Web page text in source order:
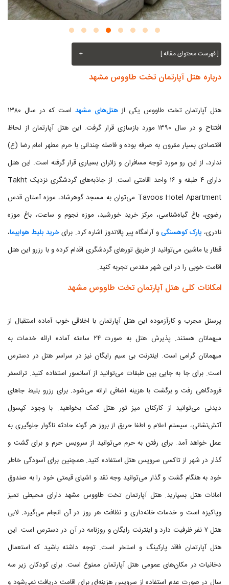
[ فهرست محتوای مقاله ] +
درباره هتل آپارتمان تخت طاووس مشهد
هتل آپارتمان تخت طاووس یکی ازهتل‌های مشهد
است که در سال ۱۳۸۰
افتتاح و در سال ۱۳۹۰ مورد بازسازی قرار گرفت. این هتل آپارتمان از لحاظ
اقتصادی بسیار مقرون به صرفه بوده و فاصله چندانی با حرم مطهر امام رضا (ع)
ندارد، از این رو مورد توجه مسافران و زائران بسیاری قرار گرفته است. این هتل
دارای ۴ طبقه و ۱۶ واحد اقامتی است. از جاذبه‌های گردشگری نزدیک Takht
Tavoos Hotel Apartment می‌توان به مسجد گوهرشاد، موزه آستان قدس
رضوی، باغ گیاه‌شناسی، مرکز خرید خورشید، موزه نجوم و ساعت، باغ موزه
نادری، پارک کوهسنگیو آرامگاه پیر پالاندوز اشاره کرد. برایخرید بلیط هواپیما،
قطار یا ماشین می‌توانید از طریق تورهای گردشگری اقدام کرده و با رزرو این هتل
اقامت خوبی را در این شهر مقدس تجربه کنید.
امکانات کلی هتل آپارتمان تخت طاووس مشهد
پرسنل مجرب و کارآزموده این هتل آپارتمان با اخلاقی خوب آماده استقبال از
میهمانان هستند. پذیرش هتل به صورت ۲۴ ساعته آماده ارائه خدمات به
میهمانان گرامی است. اینترنت بی سیم رایگان نیز در سراسر هتل در دسترس
است. برای جا به جایی بین طبقات می‌توانید از آسانسور استفاده کنید. ترانسفر
فرودگاهی رفت و برگشت با هزینه اضافی ارائه می‌شود. برای رزرو بلیط جاهای
دیدنی می‌توانید از کارکنان میز تور هتل کمک بخواهید. با وجود کپسول
آتش‌نشانی، سیستم اعلام و اطفا حریق از بروز هر گونه حادثه ناگوار جلوگیری به
عمل خواهد آمد. برای رفتن به حرم می‌توانید از سرویس حرم و برای گشت و
گذار در شهر از تاکسی سرویس هتل استفاده کنید. همچنین برای آسودگی خاطر
خود به هنگام گشت و گذار می‌توانید وجه نقد و اشیای قیمتی خود را به صندوق
امانات هتل بسپارید. هتل آپارتمان تخت طاووس مشهد دارای محیطی تمیز
وپاکیزه است و خدمات خانه‌داری و نظافت هر روز در آن انجام می‌گیرد. لابی
هتل ۷ نفر ظرفیت دارد و اینترنت رایگان و روزنامه در آن در دسترس است. این
هتل آپارتمان فاقد پارکینگ و استخر است. توجه داشته باشید که استعمال
دخانیات در مکان‌های عمومی هتل آپارتمان ممنوع است. برای کودکان زیر سه
سال در صورت عدم استفاده از سرویس هزینه‌ای برای اقامت دریافت نمی‌شود و